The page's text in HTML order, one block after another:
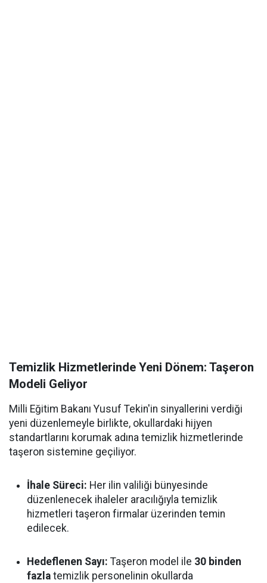
Temizlik Hizmetlerinde Yeni Dönem: Taşeron
Modeli Geliyor
Milli Eğitim Bakanı Yusuf Tekin'in sinyallerini verdiği
yeni düzenlemeyle birlikte, okullardaki hijyen
standartlarını korumak adına temizlik hizmetlerinde
taşeron sistemine geçiliyor.
İhale Süreci: Her ilin valiliği bünyesinde
düzenlenecek ihaleler aracılığıyla temizlik
hizmetleri taşeron firmalar üzerinden temin
edilecek.
Hedeflenen Sayı: Taşeron model ile 30 binden
fazla temizlik personelinin okullarda